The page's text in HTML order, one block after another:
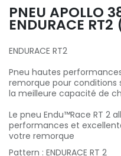
PNEU APOLLO
ENDURACE
ENDURACE RT2
Pneu hautes
remorque pour conditions
la meilleure capacité de
Le pneu Endu™Race RT 2
performances et
votre remorque
Pattern : ENDURACE RT 2